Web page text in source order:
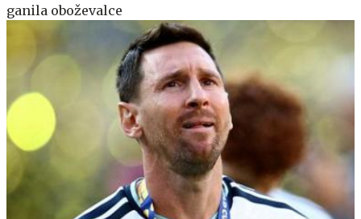
ganila oboževalce